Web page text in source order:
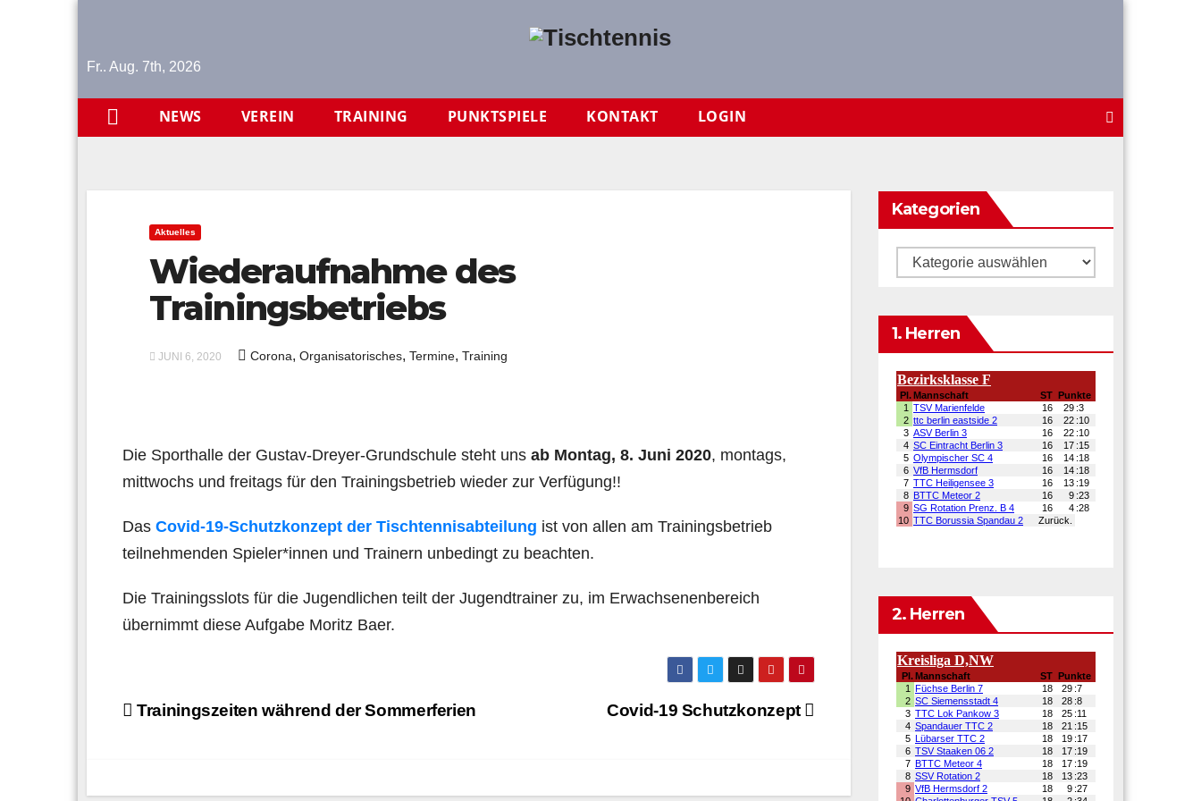
content
Fr.. Aug. 7th, 2026
NEWS VEREIN TRAINING PUNKTSPIELE KONTAKT LOGIN
Aktuelles
Wiederaufnahme des
Trainingsbetriebs
JUNI 6, 2020 Corona, Organisatorisches, Termine, Training
Die Sporthalle der Gustav-Dreyer-Grundschule steht uns ab Montag, 8. Juni 2020, montags,
mittwochs und freitags für den Trainingsbetrieb wieder zur Verfügung!!
Das Covid-19-Schutzkonzept der Tischtennisabteilung ist von allen am Trainingsbetrieb
teilnehmenden Spieler*innen und Trainern unbedingt zu beachten.
Die Trainingsslots für die Jugendlichen teilt der Jugendtrainer zu, im Erwachsenenbereich
übernimmt diese Aufgabe Moritz Baer.
Beitragsnavigation Covid-19 Schutzkonzept
Trainingszeiten während der Sommerferien
Kategorien
Kategorien
1. Herren
2. Herren